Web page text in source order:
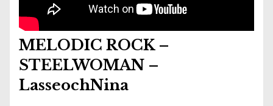
MELODIC ROCK –
STEELWOMAN –
LasseochNina